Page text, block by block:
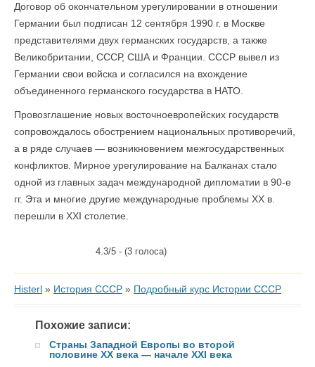
Договор об окончательном урегулировании в отношении
Германии был подписан 12 сентября 1990 г. в Москве
представителями двух германских государств, а также
Великобритании, СССР, США и Франции. СССР вывел из
Германии свои войска и согласился на вхождение
объединенного германского государства в НАТО.
Провозглашение новых восточноевропейских государств
сопровождалось обострением национальных противоречий,
а в ряде случаев — возникновением межгосударственных
конфликтов. Мирное урегулирование на Балканах стало
одной из главных задач международной дипломатии в 90-е
гг. Эта и многие другие международные проблемы XX в.
перешли в XXI столетие.
4.3/5 - (3 голоса)
Histerl » История СССР » Подробный курс Истории СССР
Похожие записи:
Страны Западной Европы во второй
половине XX века — начале XXI века